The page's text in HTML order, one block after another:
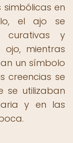
en
el ajo se
curativas y
mientras
un símbolo
creencias se
se utilizaban
y en las